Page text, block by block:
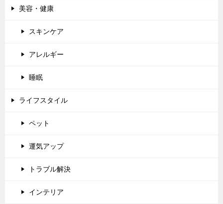
美容・健康
スキンケア
アレルギー
睡眠
ライフスタイル
ペット
運気アップ
トラブル解決
インテリア